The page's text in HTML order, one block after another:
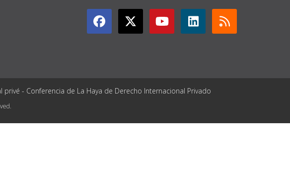
- Conferencia de La Haya de Derecho Internacional Privado